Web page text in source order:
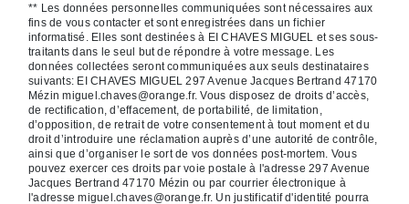
** Les données personnelles communiquées sont nécessaires aux
fins de vous contacter et sont enregistrées dans un fichier
informatisé. Elles sont destinées à EI CHAVES MIGUEL et ses sous-
traitants dans le seul but de répondre à votre message. Les
données collectées seront communiquées aux seuls destinataires
suivants: EI CHAVES MIGUEL 297 Avenue Jacques Bertrand 47170
Mézin miguel.chaves@orange.fr. Vous disposez de droits d’accès,
de rectification, d’effacement, de portabilité, de limitation,
d’opposition, de retrait de votre consentement à tout moment et du
droit d’introduire une réclamation auprès d’une autorité de contrôle,
ainsi que d’organiser le sort de vos données post-mortem. Vous
pouvez exercer ces droits par voie postale à l'adresse 297 Avenue
Jacques Bertrand 47170 Mézin ou par courrier électronique à
l'adresse miguel.chaves@orange.fr. Un justificatif d'identité pourra